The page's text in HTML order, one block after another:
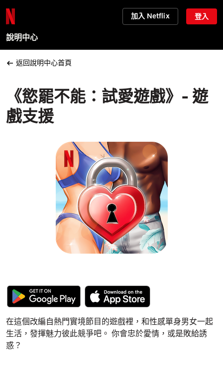
加入 Netflix 登入
說明中心
返回說明中心首頁
《慾罷不能：試愛遊戲》- 遊
戲支援
在這個改編自熱門實境節目的遊戲裡，和性感單身男女一起
生活，發揮魅力彼此競爭吧。 你會忠於愛情，或是敗給誘
惑？